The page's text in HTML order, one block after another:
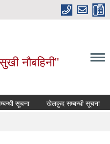
नौबहिनी"
सूचना खेलकुद सम्बन्धी सूचना